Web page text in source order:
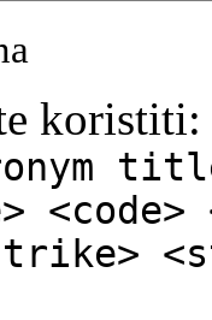
koristiti: